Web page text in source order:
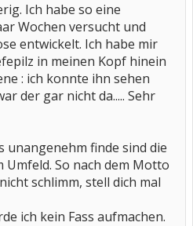
Ich habe so eine
Wochen versucht und
entwickelt. Ich habe mir
in meinen Kopf hinein
: ich konnte ihn sehen
der gar nicht da..... Sehr
unangenehm finde sind die
Umfeld. So nach dem Motto
schlimm, stell dich mal
ich kein Fass aufmachen.